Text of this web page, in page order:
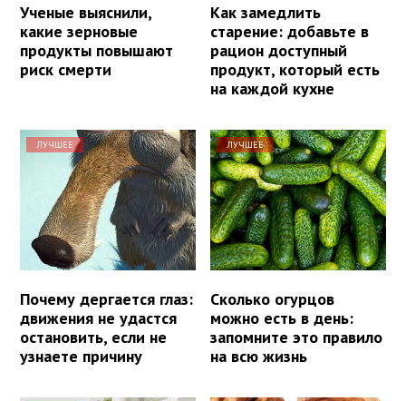
Ученые выяснили,
какие зерновые
продукты повышают
риск смерти
Как замедлить
старение: добавьте в
рацион доступный
продукт, который есть
на каждой кухне
ЛУЧШЕЕ
Почему дергается глаз:
движения не удастся
остановить, если не
узнаете причину
ЛУЧШЕЕ
Сколько огурцов
можно есть в день:
запомните это правило
на всю жизнь